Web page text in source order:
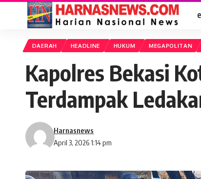
DAERAH HEADLINE HUKUM MEGAPOLITAN
Kapolres Bekasi
Terdampak
April 3, 2026 1:14 pm
Harnasnews